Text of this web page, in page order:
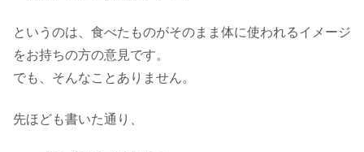
というのは、食べたものがそのまま体に使われるイメージ
をお持ちの方の意見です。
でも、そんなことありません。
先ほども書いた通り、